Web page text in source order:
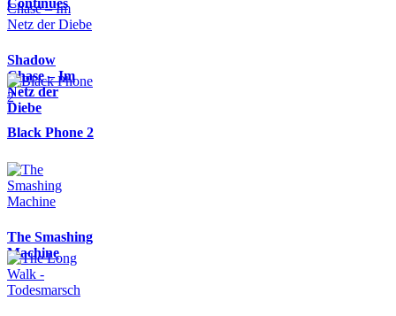
Shadow
Chase – Im
Netz der
Diebe
Black Phone 2
The Smashing
Machine